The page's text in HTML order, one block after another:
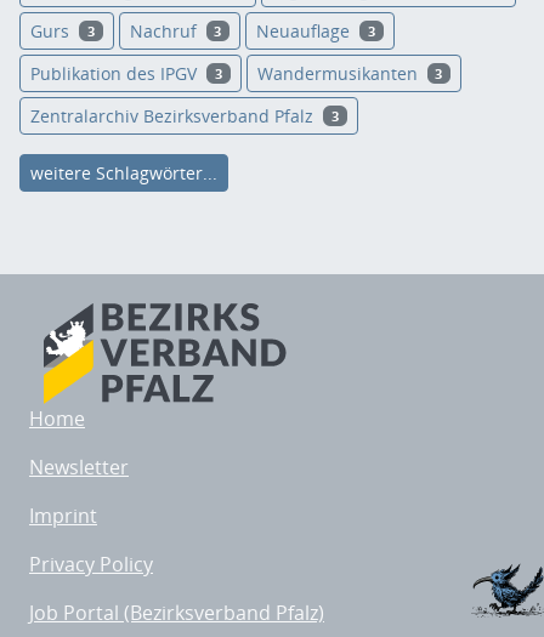
Gurs 3 Nachruf 3 Neuauflage 3
Publikation des IPGV 3 Wandermusikanten 3
Zentralarchiv Bezirksverband Pfalz 3
weitere Schlagwörter...
Home
Newsletter
Imprint
Privacy Policy
Job Portal (Bezirksverband Pfalz)